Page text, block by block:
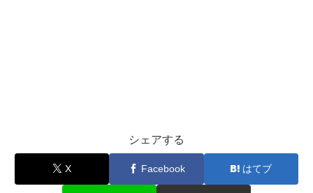
シェアする
X Facebook はてブ